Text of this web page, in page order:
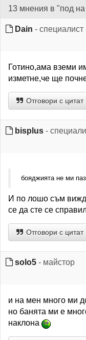
13 мнения в "под
Dain - специалист
Готино,ама вземи
изметне,че ще
Отговори с цитат
bisplus -
бояджията не ми
И по лошо съм
се да сте се
Отговори с цитат
solo5 - майстор
и на мен много ми
но банята ми е
наклона